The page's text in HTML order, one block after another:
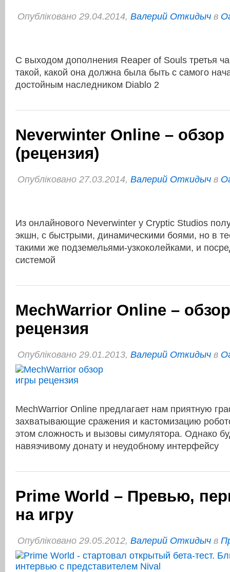
Опубліковано 29.04.2014, Валерий Откидыч в
С выходом дополнения Reaper of Souls третья
такой, какой она должна была быть с самого
достойным наследником Diablo 2
Neverwinter Online –
(рецензия)
Опубліковано 27.03.2014, Валерий Откидыч в
Из онлайнового Neverwinter у Cryptic Studios
экшн, с быстрыми, динамическими боями, но в
такими же подземельями-узкоколейками, и
системой
MechWarrior Online –
рецензия
Опубліковано 29.01.2013, Валерий Откидыч в
MechWarrior Online предлагает нам приятную
захватывающие сражения и кастомизацию
этом сложность и вызовы симулятора. Однако
навязчивому донату и неудобному интерфейсу
Prime World – Превью,
на игру
Опубліковано 29.05.2012, Валерий Откидыч в